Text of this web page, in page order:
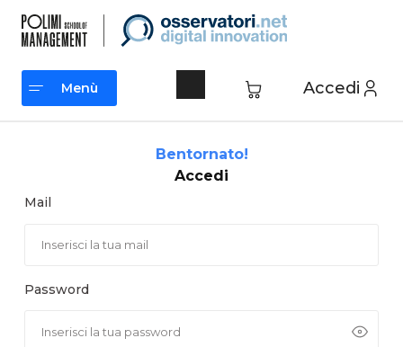
contenuto
Accedi
Menù
Bentornato!
Accedi
Mail
Password